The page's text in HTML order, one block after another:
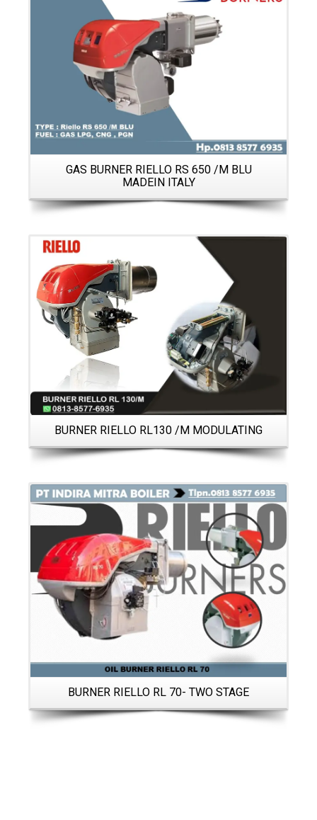
GAS BURNER RIELLO RS 650 /M BLU
MADEIN ITALY
BURNER RIELLO RL130 /M MODULATING
Details
BURNER RIELLO RL 70- TWO STAGE